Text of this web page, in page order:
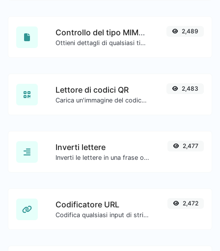
Controllo del tipo MIME del file
Ottieni dettagli di qualsiasi tipo di file, come il tipo mime o la data dell'ultima modifica.
2,489
Lettore di codici QR
Carica un'immagine del codice QR ed estrai i dati da essa.
2,483
Inverti lettere
Inverti le lettere in una frase o paragrafo con facilità.
2,477
Codificatore URL
Codifica qualsiasi input di stringa nel formato URL.
2,472